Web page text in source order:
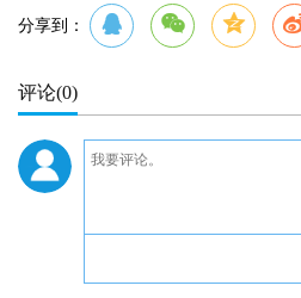
分享到：
评论(0)